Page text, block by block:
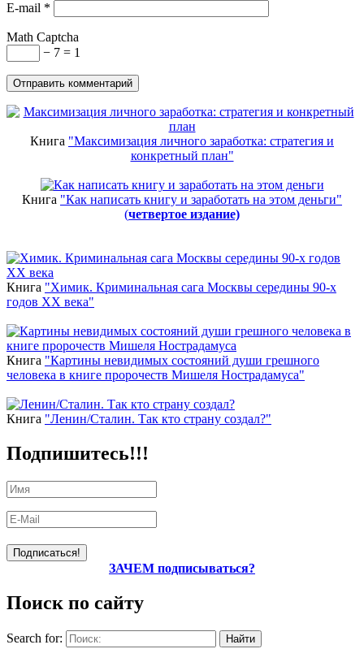
E-mail *
Math Captcha
− 7 = 1
Книга "Максимизация личного заработка: стратегия и
конкретный план"
Книга "Как написать книгу и заработать на этом деньги"
(четвертое издание)
Книга "Химик. Криминальная сага Москвы середины 90-х
годов ХХ века"
Книга "Картины невидимых состояний души грешного
человека в книге пророчеств Мишеля Нострадамуса"
Книга "Ленин/Сталин. Так кто страну создал?"
Подпишитесь!!!
ЗАЧЕМ подписываться?
Поиск по сайту
Search for: